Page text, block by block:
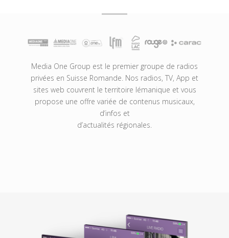
Media One Group est le premier groupe de radios
privées en Suisse Romande. Nos radios, TV, App et
sites web couvrent le territoire lémanique et vous
propose une offre variée de contenus musicaux,
d’infos et
d’actualités régionales.